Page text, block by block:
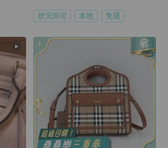
狀況尚可 本地 免運